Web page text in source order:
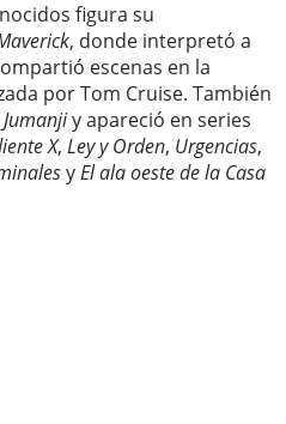
figura su
, donde interpretó a
escenas en la
por Tom Cruise. También
Jumanjiy apareció en series
X, Ley y Orden, Urgencias,
yEl ala oeste de la Casa